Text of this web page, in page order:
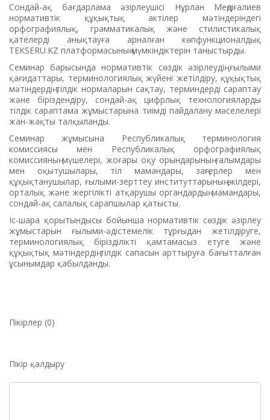
Сондай-ақ бағдарлама әзірлеушісі Нұрлан Меңдіғалиев
нормативтік құқықтық актілер мәтіндеріндегі
орфографиялық, грамматикалық және стилистикалық
қателерді анықтауға арналған көпфункционалдық
TEKSERU.KZ платформасының мүмкіндіктерін таныстырды.
Семинар барысында нормативтік сөздік әзірлеудің ғылыми
қағидаттары, терминологиялық жүйені жетілдіру, құқықтық
мәтіндердің тілдік нормаларын сақтау, терминдерді сараптау
және біріздендіру, сондай-ақ цифрлық технологияларды
тілдік сараптама жұмыстарына тиімді пайдалану мәселелері
жан-жақты талқыланды.
Семинар жұмысына Республикалық терминология
комиссиясы мен Республикалық орфографиялық
комиссияның мүшелері, жоғары оқу орындарының ғалымдары
мен оқытушылары, тіл мамандары, заңгерлер мен
құқықтанушылар, ғылыми-зерттеу институттарының өкілдері,
орталық және жергілікті атқарушы органдардың мамандары,
сондай-ақ салалық сарапшылар қатысты.
Іс-шара қорытындысы бойынша нормативтік сөздік әзірлеу
жұмыстарын ғылыми-әдістемелік тұрғыдан жетілдіруге,
терминологиялық бірізділікті қамтамасыз етуге және
құқықтық мәтіндердің тілдік сапасын арттыруға бағытталған
ұсынымдар қабылданды.
Пікірлер (0)
Пікір қалдыру